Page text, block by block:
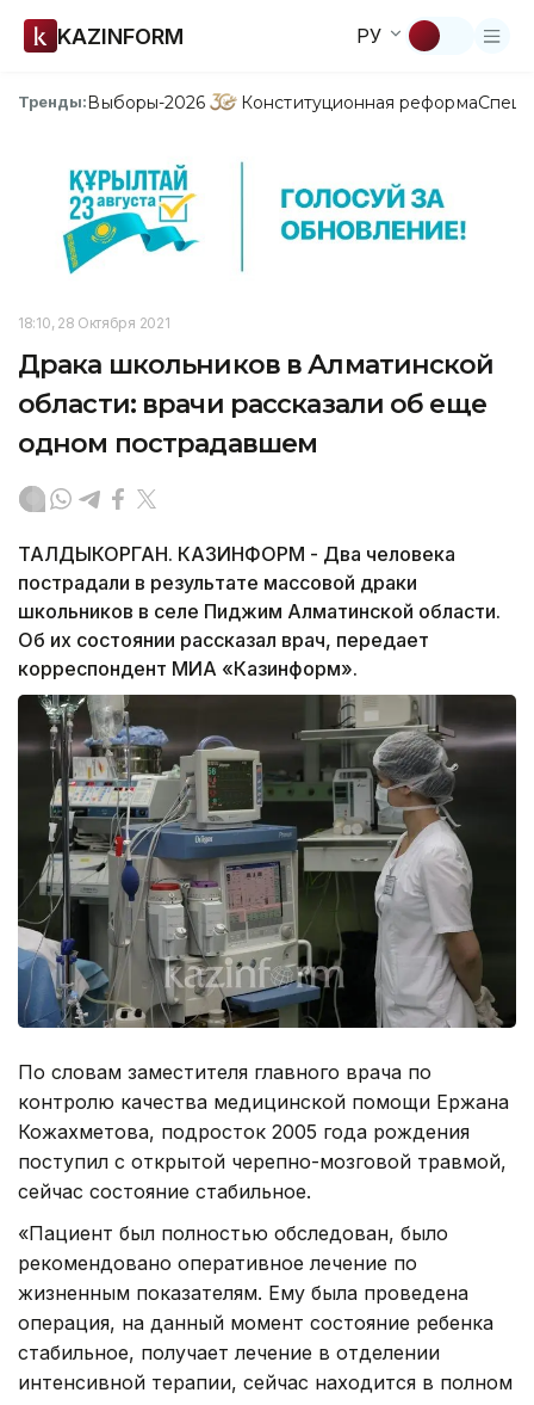
KAZINFORM РУ
Тренды:Выборы-2026 Конституционная реформа
18:10, 28 Октября 2021
Драка школьников в Алматинской
области: врачи рассказали об еще
одном пострадавшем
ТАЛДЫКОРГАН. КАЗИНФОРМ - Два человека
пострадали в результате массовой драки
школьников в селе Пиджим Алматинской области.
Об их состоянии рассказал врач, передает
корреспондент МИА «Казинформ».
По словам заместителя главного врача по
контролю качества медицинской помощи Ержана
Кожахметова, подросток 2005 года рождения
поступил с открытой черепно-мозговой травмой,
сейчас состояние стабильное.
«Пациент был полностью обследован, было
рекомендовано оперативное лечение по
жизненным показателям. Ему была проведена
операция, на данный момент состояние ребенка
стабильное, получает лечение в отделении
интенсивной терапии, сейчас находится в полном